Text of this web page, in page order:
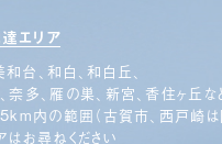
エリア
台、和白、和白丘、
多、 雁の巣、新宮、香住ヶ丘など
内の範囲 （古賀市、西戸崎は
お尋ねください